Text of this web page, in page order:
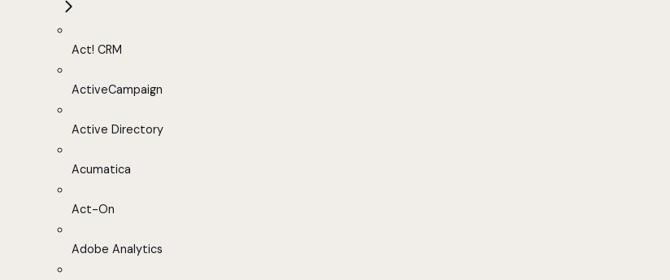
Act! CRM
ActiveCampaign
Active Directory
Acumatica
Act-On
Adobe Analytics